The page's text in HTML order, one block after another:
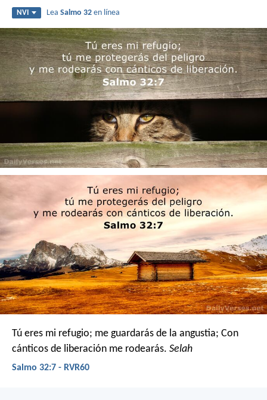
NVI LeaSalmo 32 en línea
Tú eres mi refugio; me guardarás de la angustia; Con
cánticos de liberación me rodearás. Selah
Salmo 32:7 - RVR60